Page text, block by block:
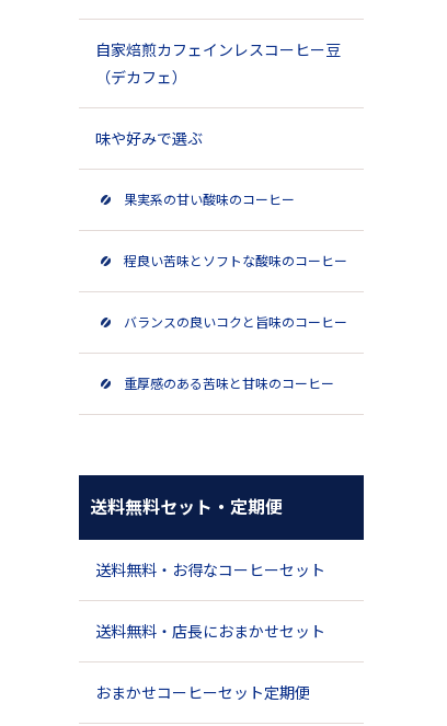
自家焙煎カフェインレスコーヒー豆
（デカフェ）
味や好みで選ぶ
果実系の甘い酸味のコーヒー
程良い苦味とソフトな酸味のコーヒー
バランスの良いコクと旨味のコーヒー
重厚感のある苦味と甘味のコーヒー
送料無料セット・定期便
送料無料・お得なコーヒーセット
送料無料・店長におまかせセット
おまかせコーヒーセット定期便